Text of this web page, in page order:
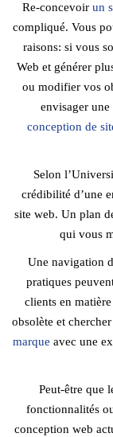
Re-concevoir un
compliqué. Vous
raisons: si vous
Web et générer
ou modifier vos
envisager une
conception de
Selon
crédibilité d’une
site web. Un plan
qui vous
Une navigation
pratiques
clients en
obsolète et
marque avec une
Peut-être que
fonctionnalités
conception web